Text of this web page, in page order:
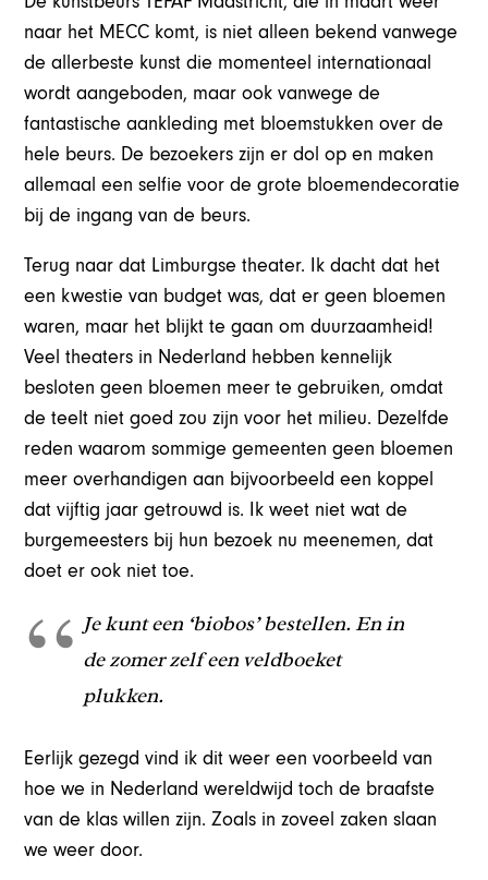
naar het MECC komt, is niet alleen bekend vanwege
de allerbeste kunst die momenteel internationaal
wordt aangeboden, maar ook vanwege de
fantastische aankleding met bloemstukken over de
hele beurs. De bezoekers zijn er dol op en maken
allemaal een selfie voor de grote bloemendecoratie
bij de ingang van de beurs.
Terug naar dat Limburgse theater. Ik dacht dat het
een kwestie van budget was, dat er geen bloemen
waren, maar het blijkt te gaan om duurzaamheid!
Veel theaters in Nederland hebben kennelijk
besloten geen bloemen meer te gebruiken, omdat
de teelt niet goed zou zijn voor het milieu. Dezelfde
reden waarom sommige gemeenten geen bloemen
meer overhandigen aan bijvoorbeeld een koppel
dat vijftig jaar getrouwd is. Ik weet niet wat de
burgemeesters bij hun bezoek nu meenemen, dat
doet er ook niet toe.
Je kunt een ‘biobos’ bestellen. En in
de zomer zelf een veldboeket
plukken.
Eerlijk gezegd vind ik dit weer een voorbeeld van
hoe we in Nederland wereldwijd toch de braafste
van de klas willen zijn. Zoals in zoveel zaken slaan
we weer door.